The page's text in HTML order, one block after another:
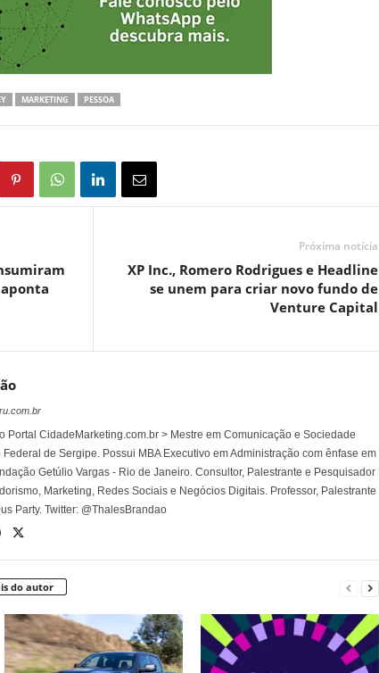
MARKETING PESSOA
Próxima notícia
XP Inc., Romero Rodrigues e Headline
se unem para criar novo fundo de
Venture Capital
Portal CidadeMarketing.com.br > Mestre em Comunicação e Sociedade
de Sergipe. Possui MBA Executivo em Administração com ênfase em
Getúlio Vargas - Rio de Janeiro. Consultor, Palestrante e Pesquisador
Marketing, Redes Sociais e Negócios Digitais. Professor, Palestrante
Party. Twitter: @ThalesBrandao
do autor